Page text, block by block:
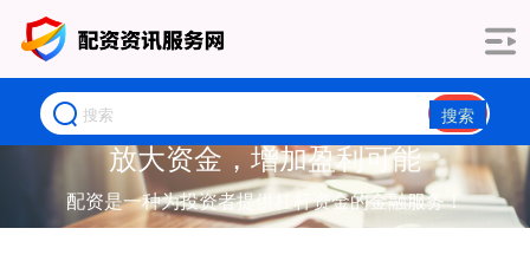
搜索
放大资金，增加盈利可能
配资是一种为投资者提供杠杆资金的金融服务！